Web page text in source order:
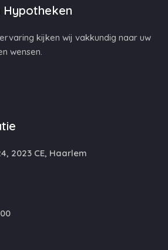
Hypotheken
kijken wij vakkundig naar uw
wensen.
2023 CE, Haarlem